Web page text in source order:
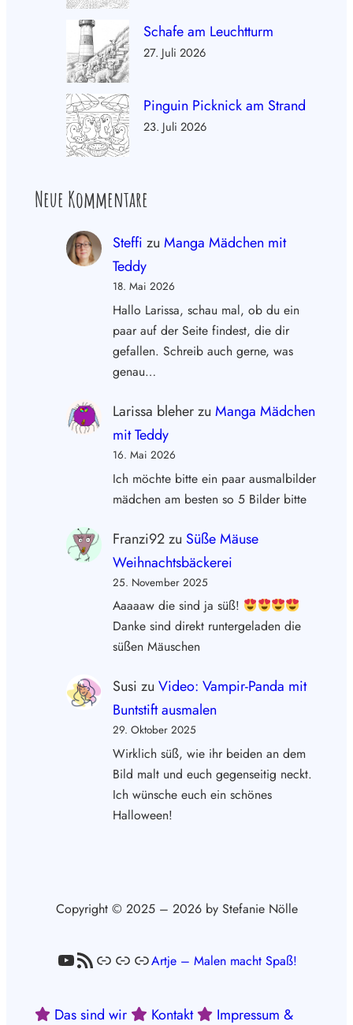
Schafe am Leuchtturm
27. Juli 2026
Pinguin Picknick am Strand
23. Juli 2026
Neue Kommentare
Steffi zu Manga Mädchen mit
Teddy
18. Mai 2026
Hallo Larissa, schau mal, ob du ein
paar auf der Seite findest, die dir
gefallen. Schreib auch gerne, was
genau…
Larissa bleherzu Manga Mädchen
mit Teddy
16. Mai 2026
Ich möchte bitte ein paar ausmalbilder
mädchen am besten so 5 Bilder bitte
Franzi92zu Süße Mäuse
Weihnachtsbäckerei
25. November 2025
Aaaaaw die sind ja süß!
Danke sind direkt runtergeladen die
süßen Mäuschen
Susi zu Video: Vampir-Panda mit
Buntstift ausmalen
29. Oktober 2025
Wirklich süß, wie ihr beiden an dem
Bild malt und euch gegenseitig neckt.
Ich wünsche euch ein schönes
Halloween!
Copyright © 2025 – 2026 by Stefanie Nölle
YouTube
RSS-FeedLinkLinkLinkArtje – Malen macht Spaß!
Das sind wir Kontakt
Impressum &